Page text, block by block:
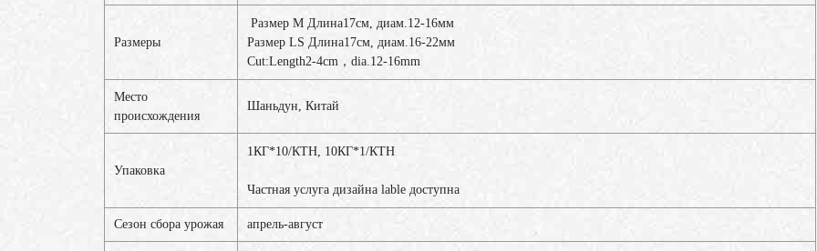
Размеры
Размер M Длина17см, диам.12-16мм
Размер LS Длина17см, диам.16-22мм
Cut:Length2-4cm，dia.12-16mm
Место
происхождения
Шаньдун, Китай
Упаковка
1КГ*10/КТН, 10КГ*1/КТН
Частная услуга дизайна lable доступна
Сезон сбора урожая апрель-август